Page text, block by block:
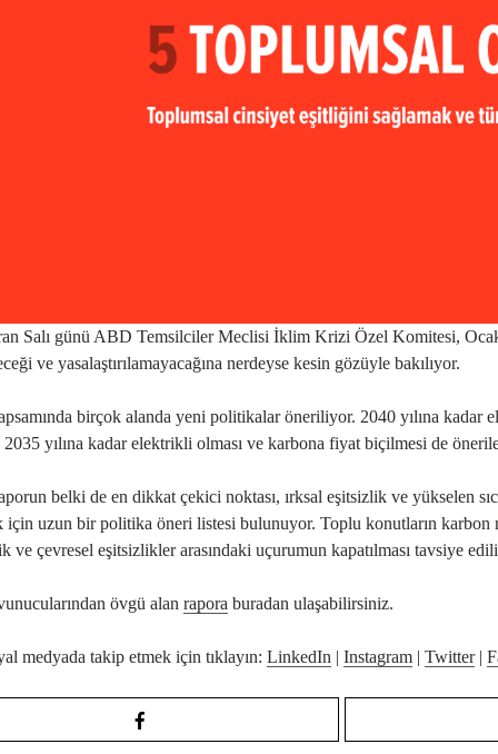
Salı günü ABD Temsilciler Meclisi İklim Krizi Özel Komitesi, Ocak
ve yasalaştırılamayacağına nerdeyse kesin gözüyle bakılıyor.
birçok alanda yeni politikalar öneriliyor. 2040 yılına kadar
yılına kadar elektrikli olması ve karbona fiyat biçilmesi de
belki de en dikkat çekici noktası, ırksal eşitsizlik ve yükselen
için uzun bir politika öneri listesi bulunuyor. Toplu konutların
ve çevresel eşitsizlikler arasındaki uçurumun kapatılması tavsiye
övgü alan rapora buradan ulaşabilirsiniz.
medyada takip etmek için tıklayın: LinkedIn | Instagram | Twitter|